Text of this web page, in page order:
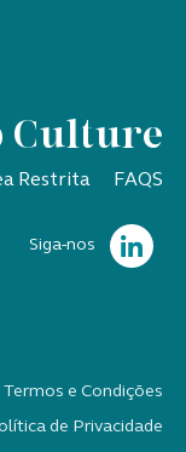
Culture
Restrita FAQS
Siga-nos
Termos e Condições
de Privacidade